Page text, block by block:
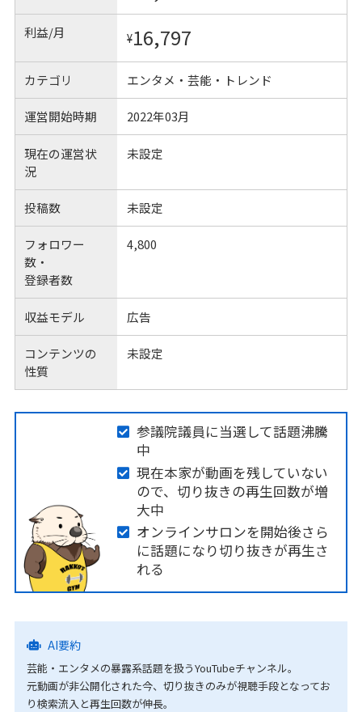
利益/月 ¥16,797
カテゴリ エンタメ・芸能・トレンド
運営開始時期 2022年03月
現在の運営状
況
未設定
投稿数 未設定
フォロワー
数・
登録者数
4,800
収益モデル 広告
コンテンツの
性質
未設定
参議院議員に当選して話題沸騰
中
現在本家が動画を残していない
ので、切り抜きの再生回数が増
大中
オンラインサロンを開始後さら
に話題になり切り抜きが再生さ
れる
AI要約
芸能・エンタメの暴露系話題を扱うYouTubeチャンネル。
元動画が非公開化された今、切り抜きのみが視聴手段となってお
り検索流入と再生回数が伸長。